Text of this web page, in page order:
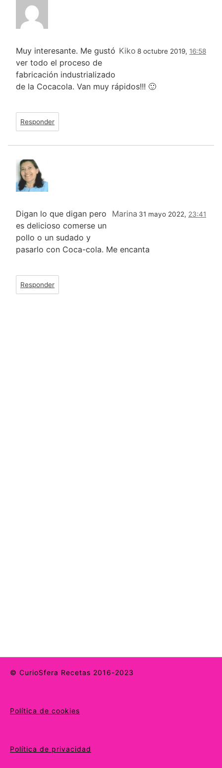
Kiko 8 octubre 2019, 16:58
Muy interesante. Me gustó
ver todo el proceso de
fabricación industrializado
de la Cocacola. Van muy rápidos!!! 🙂
Responder
Marina 31 mayo 2022, 23:41
Digan lo que digan pero
es delicioso comerse un
pollo o un sudado y
pasarlo con Coca-cola. Me encanta
Responder
© CurioSfera Recetas 2016-2023
Política de cookies
Política de privacidad